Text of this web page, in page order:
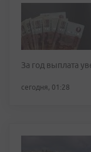
За год выплата
сегодня, 01:28